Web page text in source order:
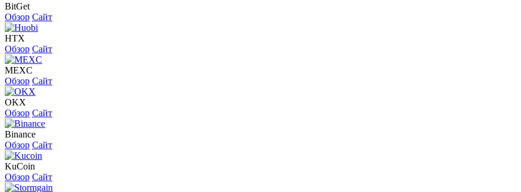
BitGet
Обзор Сайт
HTX
Обзор Сайт
MEXC
Обзор Сайт
OKX
Обзор Сайт
Binance
Обзор Сайт
KuCoin
Обзор Сайт